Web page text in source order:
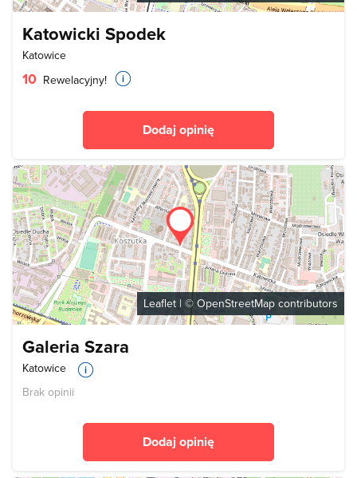
Katowicki Spodek
Katowice
10 Rewelacyjny!
Dodaj opinię
Leaflet | © OpenStreetMap contributors
Galeria Szara
Katowice
Brak opinii
Dodaj opinię